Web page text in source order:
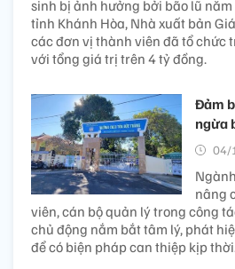
sinh bị ảnh hưởng bởi bão lũ
tỉnh Khánh Hòa, Nhà xuất bản
các đơn vị thành viên đã tổ chức
với tổng giá trị trên 4 tỷ đồng.
Đảm
ngừa
04/
nâng
viên, cán bộ quản lý trong công
chủ động nắm bắt tâm lý, phát
để có biện pháp can thiệp kịp